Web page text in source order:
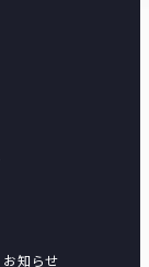
お知らせ